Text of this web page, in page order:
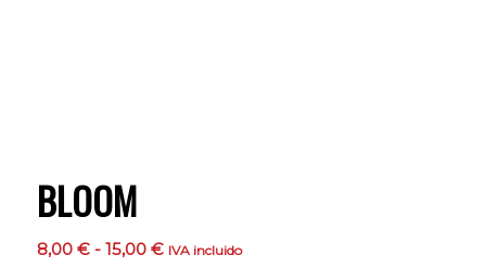
BLOOM
8,00 € - 15,00 €Rango
IVA incluido